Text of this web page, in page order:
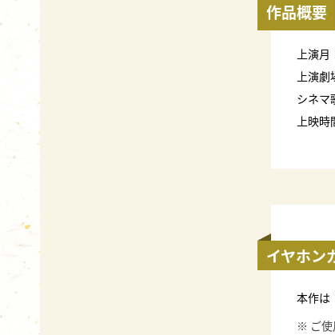
作品概要
上演
上演
シネマ
上映
イヤホン
本作は
※ ご使